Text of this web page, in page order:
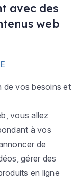
avec des
web
de vos besoins et
vous allez
à vos
de
gérer des
en ligne